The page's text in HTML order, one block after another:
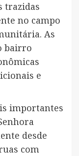
trazidas
no campo
As
bairro
e
importantes
desde
com